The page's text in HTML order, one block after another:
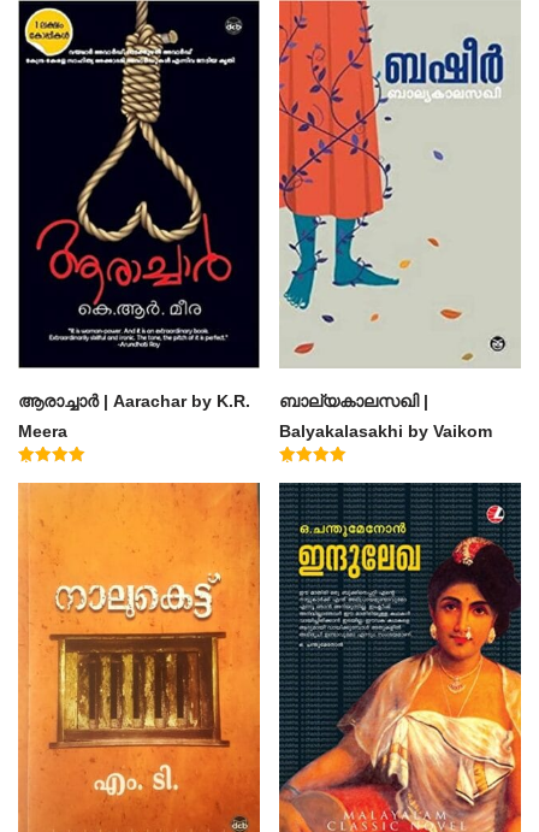
ആരാച്ചാര്‍ | Aarachar by K.R.
Meera
ബാല്യകാലസഖി |
Balyakalasakhi by Vaikom
Muhammad Basheer
4.60
out of 5